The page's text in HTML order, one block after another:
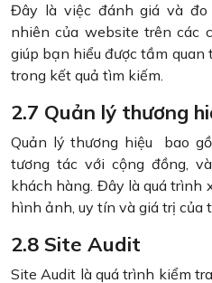
Đây là việc đánh giá và
nhiên của website trên các
giúp bạn hiểu được tầm
trong kết quả tìm kiếm.
2.7 Quản lý thương
Quản lý thương hiệu bao
tương tác với cộng đồng,
khách hàng. Đây là quá trình
hình ảnh, uy tín và giá trị của
2.8 Site Audit
Site Audit là quá trình kiểm